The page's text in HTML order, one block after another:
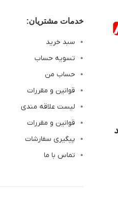
خدمات مشتریان:
سبد خرید
تسویه حساب
حساب من
قوانین و مقررات
لیست علاقه مندی
قوانین و مقررات
پیگیری سفارشات
تماس با ما